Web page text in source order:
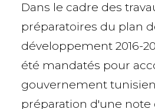
Dans le cadre des
préparatoires du plan
développement 2016-
été mandatés pour
gouvernement
préparation d'une